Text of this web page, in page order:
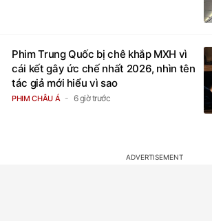
Phim Trung Quốc bị chê khắp MXH vì
cái kết gây ức chế nhất 2026, nhìn tên
tác giả mới hiểu vì sao
PHIM CHÂU Á 6 giờ trước